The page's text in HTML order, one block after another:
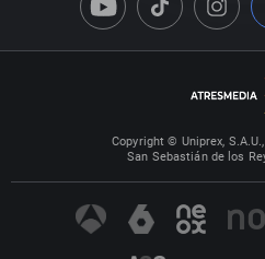
Copyright © Uniprex,
San Sebastián de los